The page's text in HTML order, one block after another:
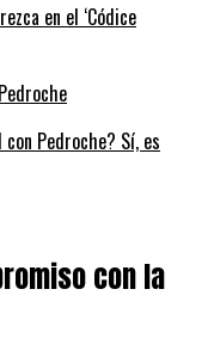
en el ‘Códice
Pedroche? Sí, es
con la